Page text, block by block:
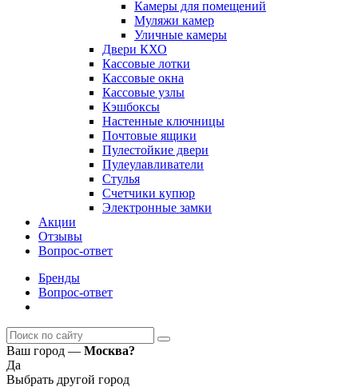
Камеры для помещений
Муляжи камер
Уличные камеры
Двери КХО
Кассовые лотки
Кассовые окна
Кассовые узлы
Кэшбоксы
Настенные ключницы
Почтовые ящики
Пулестойкие двери
Пулеулавливатели
Стулья
Счетчики купюр
Электронные замки
Акции
Отзывы
Вопрос-ответ
Бренды
Вопрос-ответ
Ваш город — Москва?
Да
Выбрать другой город